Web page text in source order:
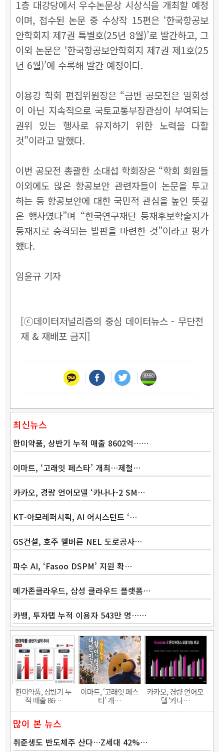
1층 대강당에서 우수논문상 시상식을 개최할 예정
이며, 접수된 논문 중 수상작 15편은 ‘한국항공보
안학회지 제7권 특별호(25년 8월)’로 발간하고, 그
이외 논문은 ‘한국항공보안학회지 제7권 제1호(25
년 6월)’에 수록해 발간 예정이다.
이용강 학회 편집위원장은 “금번 공모전은 일회성
이 아닌 지속적으로 국토교통부장관상이 부여되는
권위 있는 행사로 유지하기 위한 노력을 다할
것”이라고 말했다.
이번 공모전 총괄한 소대섭 학회장은 “학회 회원들
이외에도 많은 항공보안 관련자들이 논문을 투고
하는 등 항공보안에 대한 국민적 관심을 높인 뜻깊
은 행사였다”며 “한국연구재단 등재후보학술지가
등재지로 승격되는 발판을 마련한 것”이라고 평가
했다.
임윤규 기자
[ⓒ데이터저널리즘의 중심 데이터뉴스 - 무단전
재 & 재배포 금지]
최신뉴스
한미약품, 상반기 누적 매출 8602억……
이마트, ‘고래잇 페스타’ 개최…제철…
카카오, 경량 언어모델 ‘카나나-2 SM…
KT-아모레퍼시픽, AI 어시스턴트 ‘…
GS건설, 호주 멜버른 NEL 도로공사…
파수 AI, ‘Fasoo DSPM’ 지원 확…
메가존클라우드, 삼성 클라우드 플랫폼…
카뱅, 투자탭 누적 이용자 543만 명……
한미약품, 상반기 누
적 매출 86…
이마트, ‘고래잇 페스
타’ 개…
카카오, 경량 언어모
델 ‘카나…
많이 본 뉴스
취준생도 반도체주 산다…Z세대 42%…